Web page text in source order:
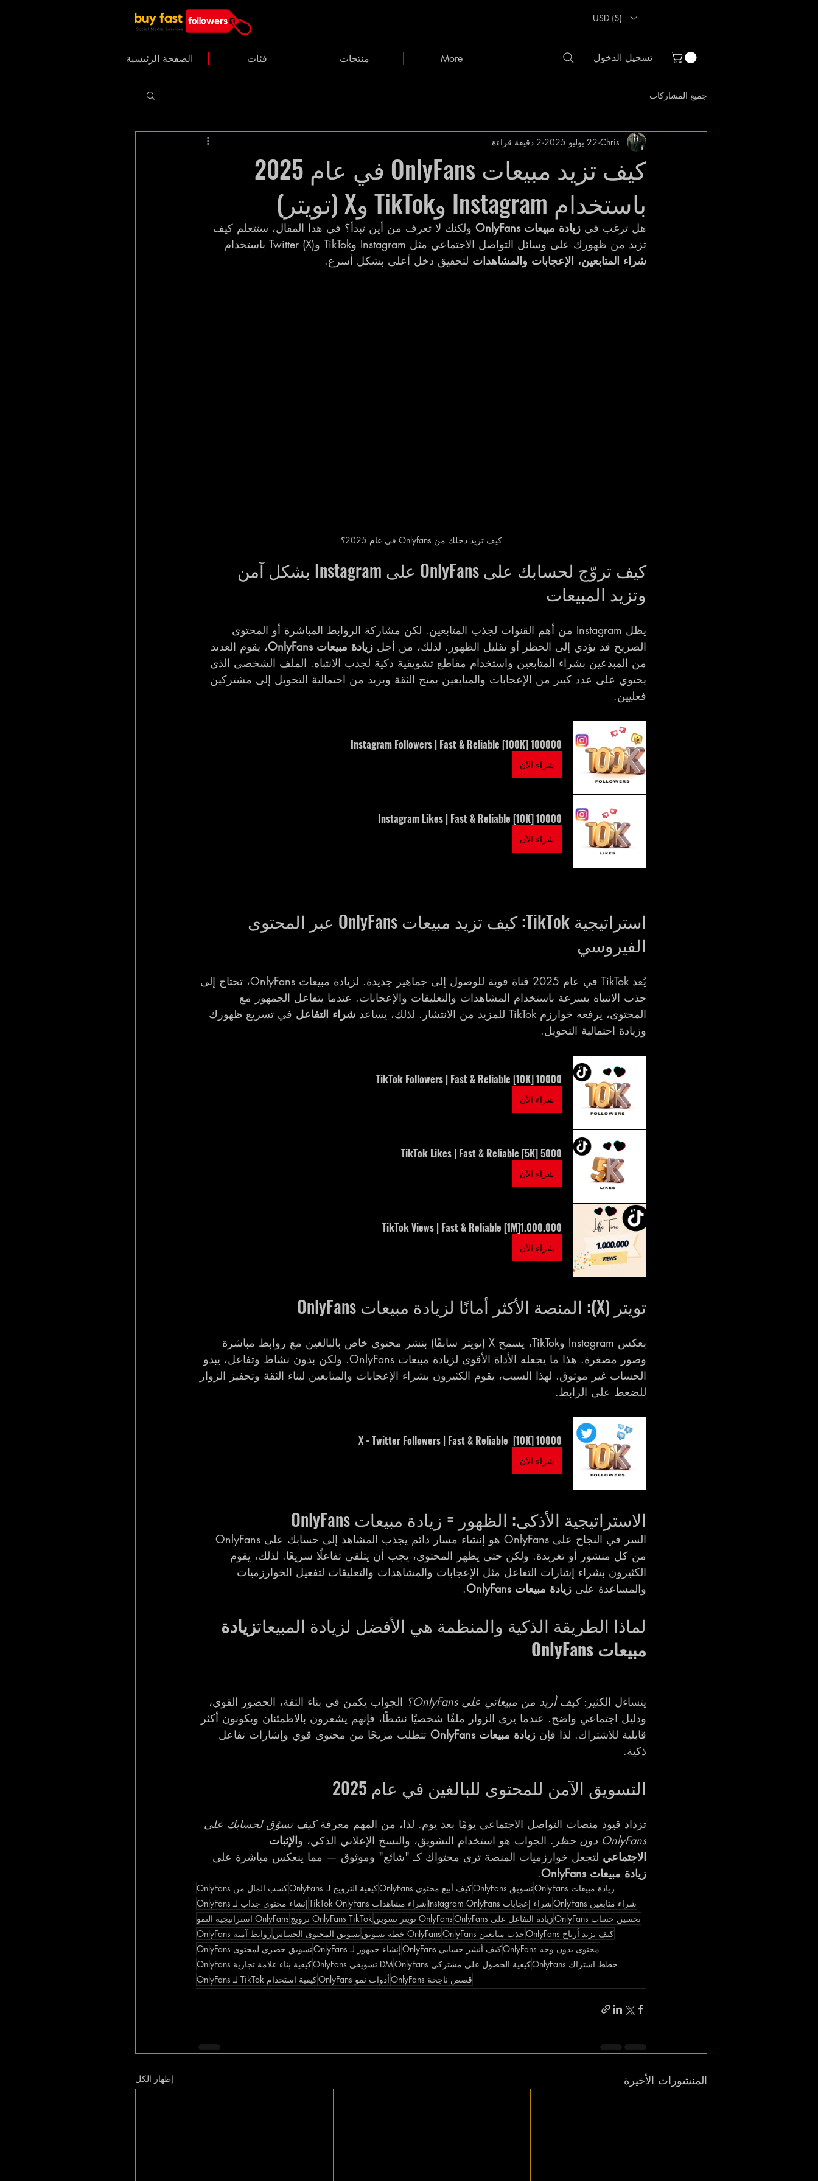
الصفحة الرئيسية فئات منتجات More
USD ($)
تسجيل الدخول
جميع المشاركات
كيف تزيد مبيعات OnlyFans في عام 2025
باستخدام Instagram وTikTok وX (تويتر)
Chris 22 يوليو 2025 2 دقيقة قراءة
هل ترغب في زيادة مبيعات OnlyFans
ولكنك لا تعرف من أين تبدأ؟ في هذا المقال، ستتعلم كيف
تزيد من ظهورك على وسائل التواصل الاجتماعي مثل Instagram وTikTok وTwitter (X) باستخدام
شراء المتابعين، الإعجابات والمشاهدات لتحقيق دخل أعلى بشكل أسرع.
كيف تزيد دخلك من Onlyfans في عام 2025؟
كيف تروّج لحسابك على OnlyFans على Instagram بشكل آمن
وتزيد المبيعات
يظل Instagram من أهم القنوات لجذب المتابعين. لكن مشاركة الروابط المباشرة أو المحتوى
الصريح قد يؤدي إلى الحظر أو تقليل الظهور. لذلك، من أجل زيادة مبيعات OnlyFans
، يقوم العديد
من المبدعين بشراء المتابعين واستخدام مقاطع تشويقية ذكية لجذب الانتباه. الملف الشخصي الذي
يحتوي على عدد كبير من الإعجابات والمتابعين يمنح الثقة ويزيد من احتمالية التحويل إلى مشتركين
فعليين.
100000 [100K] Instagram Followers | Fast & Reliable
شراء الآن
10000 [10K] Instagram Likes | Fast & Reliable
شراء الآن
استراتيجية TikTok: كيف تزيد مبيعات OnlyFans عبر المحتوى
الفيروسي
يُعد TikTok في عام 2025 قناة قوية للوصول إلى جماهير جديدة. لزيادة مبيعات OnlyFans، تحتاج إلى
جذب الانتباه بسرعة باستخدام المشاهدات والتعليقات والإعجابات. عندما يتفاعل الجمهور مع
المحتوى، يرفعه خوارزم TikTok للمزيد من الانتشار. لذلك، يساعد
شراء التفاعل في تسريع ظهورك
وزيادة احتمالية التحويل.
10000 [10K] TikTok Followers | Fast & Reliable
شراء الآن
5000 [5K] TikTok Likes | Fast & Reliable
شراء الآن
1.000.000[1M] TikTok Views | Fast & Reliable
شراء الآن
تويتر (X): المنصة الأكثر أمانًا لزيادة مبيعات OnlyFans
بعكس Instagram وTikTok، يسمح X (تويتر سابقًا) بنشر محتوى خاص بالبالغين مع روابط مباشرة
وصور مصغرة. هذا ما يجعله الأداة الأقوى لزيادة مبيعات OnlyFans. ولكن بدون نشاط وتفاعل، يبدو
الحساب غير موثوق. لهذا السبب، يقوم الكثيرون بشراء الإعجابات والمتابعين لبناء الثقة وتحفيز الزوار
للضغط على الرابط.
10000 [10K]  X - Twitter Followers | Fast & Reliable
شراء الآن
الاستراتيجية الأذكى: الظهور = زيادة مبيعات OnlyFans
من كل منشور أو تغريدة. ولكن حتى يظهر المحتوى، يجب أن يتلقى تفاعلًا سريعًا. لذلك، يقوم
الكثيرون بشراء إشارات التفاعل مثل الإعجابات والمشاهدات والتعليقات لتفعيل الخوارزميات
والمساعدة على زيادة مبيعات OnlyFans .
لماذا الطريقة الذكية والمنظمة هي الأفضل لزيادة المبيعاتزيادة
مبيعات OnlyFans
يتساءل الكثير: كيف أزيد من مبيعاتي على OnlyFans؟
الجواب يكمن في بناء الثقة، الحضور القوي،
ودليل اجتماعي واضح. عندما يرى الزوار ملفًا شخصيًا نشطًا، فإنهم يشعرون بالاطمئنان ويكونون أكثر
قابلية للاشتراك. لذا فإن زيادة مبيعات OnlyFans
تتطلب مزيجًا من محتوى قوي وإشارات تفاعل
ذكية.
التسويق الآمن للمحتوى للبالغين في عام 2025
تزداد قيود منصات التواصل الاجتماعي يومًا بعد يوم. لذا، من المهم معرفة كيف تسوّق لحسابك على
OnlyFans دون حظر
. الجواب هو استخدام التشويق، والنسخ الإعلاني الذكي، والإثبات
الاجتماعي لتجعل خوارزميات المنصة ترى محتواك كـ "شائع" وموثوق — مما ينعكس مباشرة على
زيادة مبيعات OnlyFans
.
زيادة مبيعات OnlyFans تسويق OnlyFans كيف أبيع محتوى OnlyFans كيفية الترويج لـ OnlyFans
كسب المال من OnlyFans
شراء متابعين OnlyFans
شراء إعجابات Instagram OnlyFans شراء مشاهدات TikTok OnlyFans
إنشاء محتوى جذاب لـ OnlyFans
تحسين حساب OnlyFans
زيادة التفاعل على OnlyFans OnlyFans تويتر تسويق OnlyFans TikTok ترويج
OnlyFans استراتيجية النمو
كيف تزيد أرباح OnlyFans
جذب متابعين OnlyFans OnlyFans خطة تسويق تسويق المحتوى الحساس روابط آمنة OnlyFans
محتوى بدون وجه OnlyFans
كيف أنشر حسابي OnlyFans إنشاء جمهور لـ OnlyFans
تسويق حصري لمحتوى OnlyFans
خطط اشتراك OnlyFans
كيفية الحصول على مشتركي OnlyFans DM تسويقي OnlyFans
كيفية بناء علامة تجارية OnlyFans
قصص ناجحة OnlyFans
أدوات نمو OnlyFans كيفية استخدام TikTok لـ OnlyFans
المنشورات الأخيرة إظهار الكل